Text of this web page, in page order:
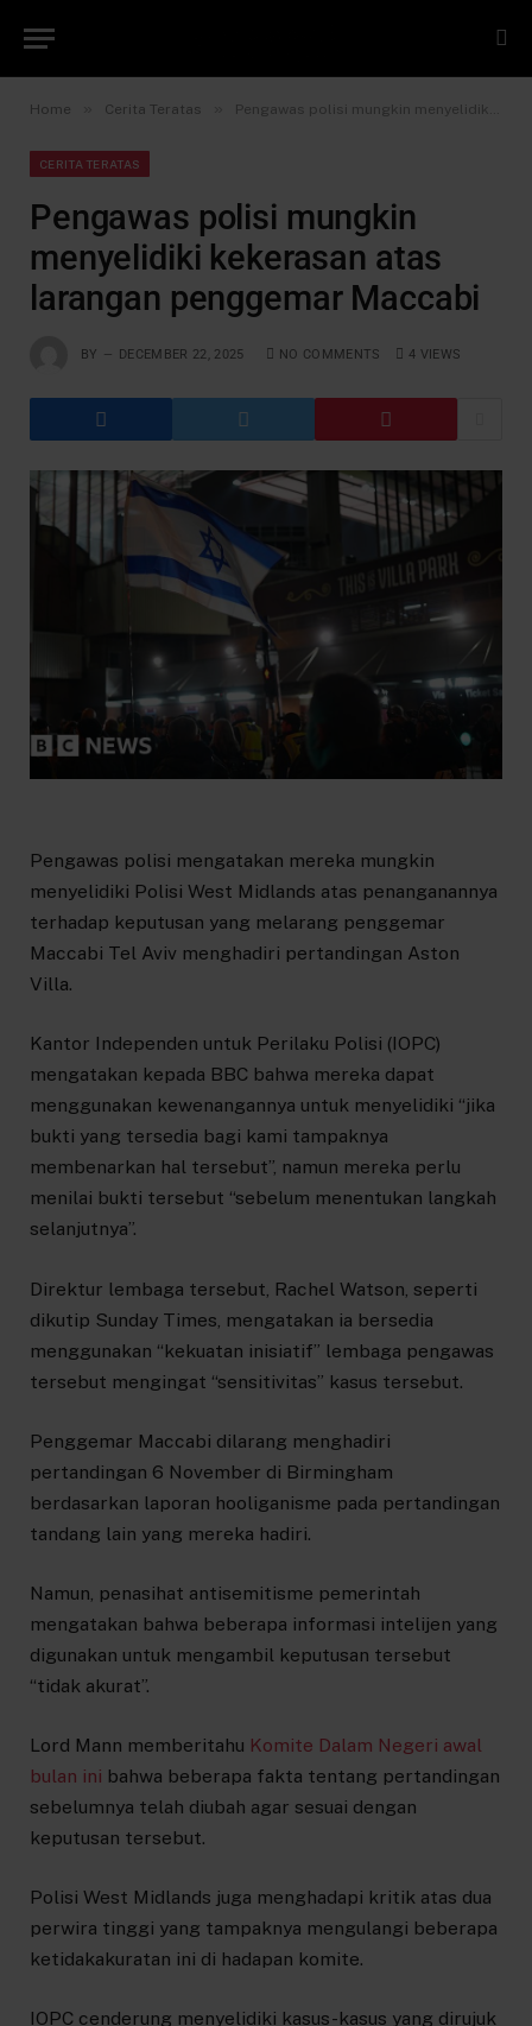
Home Cerita Teratas Pengawas polisi mungkin menyelidiki kekerasan atas larangan penggemar Maccabi
CERITA TERATAS
Pengawas polisi mungkin
menyelidiki kekerasan atas
larangan penggemar Maccabi
BY DECEMBER 22, 2025 NO COMMENTS 4 VIEWS
Pengawas polisi mengatakan mereka mungkin
menyelidiki Polisi West Midlands atas penanganannya
terhadap keputusan yang melarang penggemar
Maccabi Tel Aviv menghadiri pertandingan Aston
Villa.
Kantor Independen untuk Perilaku Polisi (IOPC)
mengatakan kepada BBC bahwa mereka dapat
menggunakan kewenangannya untuk menyelidiki “jika
bukti yang tersedia bagi kami tampaknya
membenarkan hal tersebut”, namun mereka perlu
menilai bukti tersebut “sebelum menentukan langkah
selanjutnya”.
Direktur lembaga tersebut, Rachel Watson, seperti
dikutip Sunday Times, mengatakan ia bersedia
menggunakan “kekuatan inisiatif” lembaga pengawas
tersebut mengingat “sensitivitas” kasus tersebut.
Penggemar Maccabi dilarang menghadiri
pertandingan 6 November di Birmingham
berdasarkan laporan hooliganisme pada pertandingan
tandang lain yang mereka hadiri.
Namun, penasihat antisemitisme pemerintah
mengatakan bahwa beberapa informasi intelijen yang
digunakan untuk mengambil keputusan tersebut
“tidak akurat”.
Lord Mann memberitahu Komite Dalam Negeri awal
bulan ini bahwa beberapa fakta tentang pertandingan
sebelumnya telah diubah agar sesuai dengan
keputusan tersebut.
Polisi West Midlands juga menghadapi kritik atas dua
perwira tinggi yang tampaknya mengulangi beberapa
ketidakakuratan ini di hadapan komite.
IOPC cenderung menyelidiki kasus-kasus yang dirujuk